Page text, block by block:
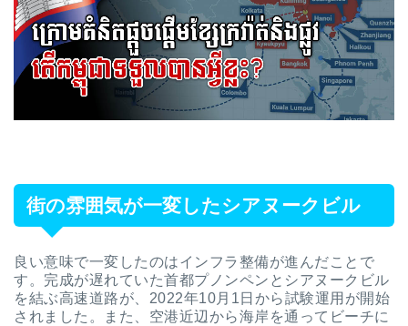
街の雰囲気が一変したシアヌークビル
良い意味で一変したのはインフラ整備が進んだことで
す。完成が遅れていた首都プノンペンとシアヌークビル
を結ぶ高速道路が、2022年10月1日から試験運用が開始
されました。また、 空港近辺から海岸を通ってビーチに